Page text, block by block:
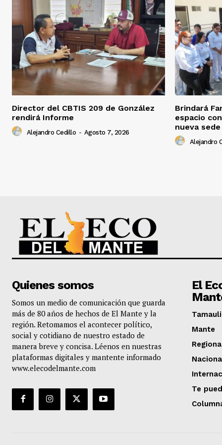
Director del CBTIS 209 de González
rendirá Informe
Alejandro Cedillo - Agosto 7, 2026
Brindará
espacio
nueva sede
Alejandro
Quienes somos
Somos un medio de comunicación que guarda
más de 80 años de hechos de El Mante y la
región. Retomamos el acontecer político,
social y cotidiano de nuestro estado de
manera breve y concisa. Léenos en nuestras
plataformas digitales y mantente informado
www.elecodelmante.com
El
Mante
Te